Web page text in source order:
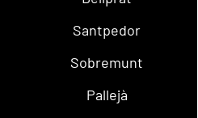
Santpedor
Sobremunt
Pallejà